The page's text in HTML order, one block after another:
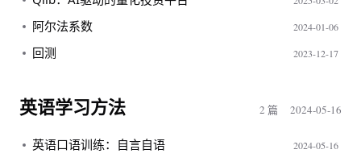
阿尔法系数 2024-01-06
回测 2023-12-17
英语学习方法 2 篇 2024-05-16
英语口语训练：自言自语 2024-05-16